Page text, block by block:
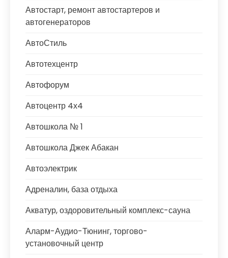
Автостарт, ремонт автостартеров и
автогенераторов
АвтоСтиль
Автотехцентр
Автофорум
Автоцентр 4х4
Автошкола № 1
Автошкола Джек Абакан
Автоэлектрик
Адреналин, база отдыха
Акватур, оздоровительный комплекс-сауна
Аларм-Аудио-Тюнинг, торгово-
установочный центр